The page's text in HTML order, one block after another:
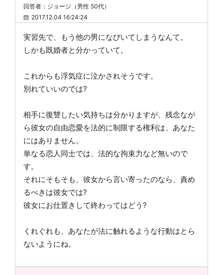
回答者：ジョージ（男性 50代）
2017.12.04 16:24:24
実習先で、もう他の男になびいてしまうなんて。
しかも既婚者と分かっていて。
これからも浮気症に泣かされそうです。
別れていいのでは?
相手に復讐したい気持ちは分かりますが、残念なが
ら彼女の自由恋愛を法的に制限する権利は、あなた
にはありません。
単なる恋人同士では、法的な拘束力など無いので
す。
それにそもそも、彼女から言い寄ったのなら、責め
るべきは彼女では?
彼女にお仕置きして終わってはどう?
くれぐれも、あなたが法に触れるような行動はとら
ないようにね。